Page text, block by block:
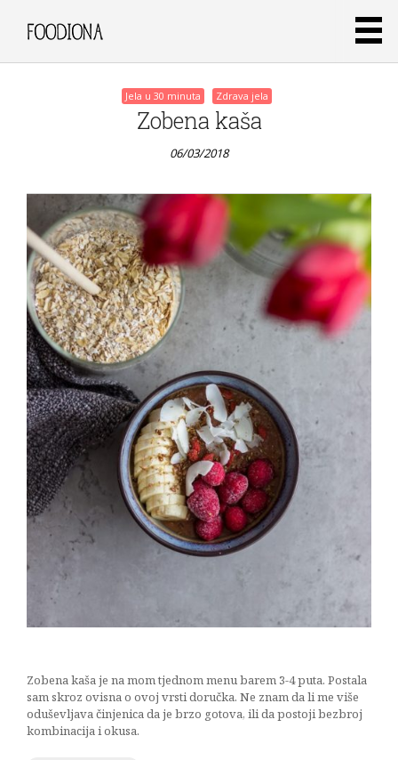
Jela u 30 minuta Zdrava jela
Zobena kaša
06/03/2018
Zobena kaša je na mom tjednom menu barem 3-4 puta. Postala
sam skroz ovisna o ovoj vrsti doručka. Ne znam da li me više
oduševljava činjenica da je brzo gotova, ili da postoji bezbroj
kombinacija i okusa.